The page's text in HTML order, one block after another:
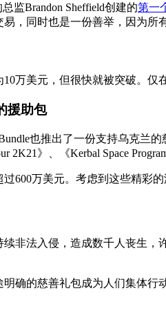
总监Brandon Sheffield创建的第一
，同时也是一份善举，因为所
万美元，但很快就被突破。仅
援助包
也推出了一份支持乌克兰
2K21》、《Kerbal Space
过600万美元。考虑到这些精彩
续非法入侵，造成数千人丧生
确的慈善礼包成为人们集体行